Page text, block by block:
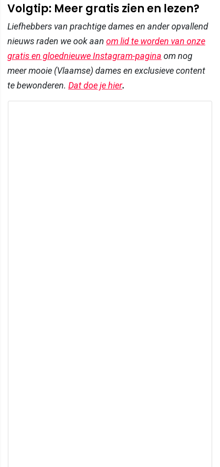
Volgtip: Meer gratis zien en lezen?
Liefhebbers van prachtige dames en ander opvallend
nieuws raden we ook aan om lid te worden van onze
gratis en gloednieuwe Instagram-pagina om nog
meer mooie (Vlaamse) dames en exclusieve content
te bewonderen. Dat doe je hier.